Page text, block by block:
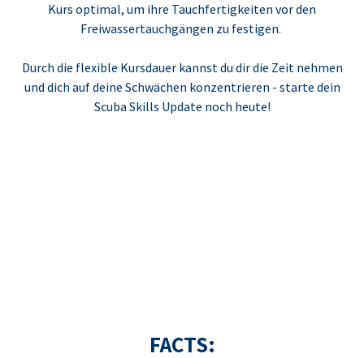
Kurs optimal, um ihre Tauchfertigkeiten vor den
Freiwassertauchgängen zu festigen.
Durch die flexible Kursdauer kannst du dir die Zeit nehmen
und dich auf deine Schwächen konzentrieren - starte dein
Scuba Skills Update noch heute!
FACTS: